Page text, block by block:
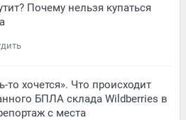
Почему нельзя купаться
то хочется». Что происходит
БПЛА склада Wildberries в
с места